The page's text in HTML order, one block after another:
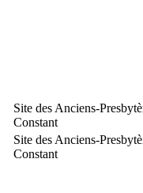
Site des Anciens-
Constant
Site des Anciens-
Constant